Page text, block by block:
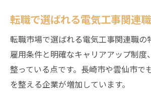
転職で選ばれる電気工事関連
転職市場で選ばれる電気工事関連職の
雇用条件と明確なキャリアアップ制度
整っている点です。長崎市や雲仙市で
を整える企業が増加しています。